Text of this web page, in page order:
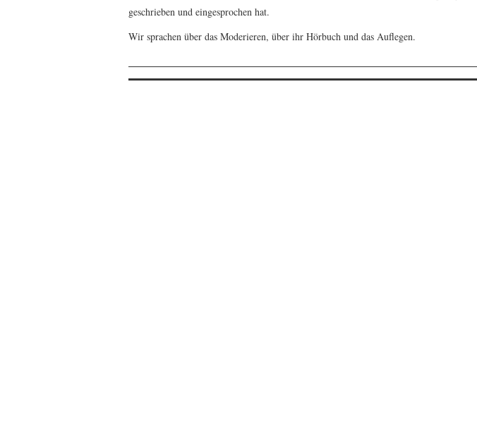
geschrieben und eingesprochen hat.
Wir sprachen über das Moderieren, über ihr Hörbuch und das Auflegen.